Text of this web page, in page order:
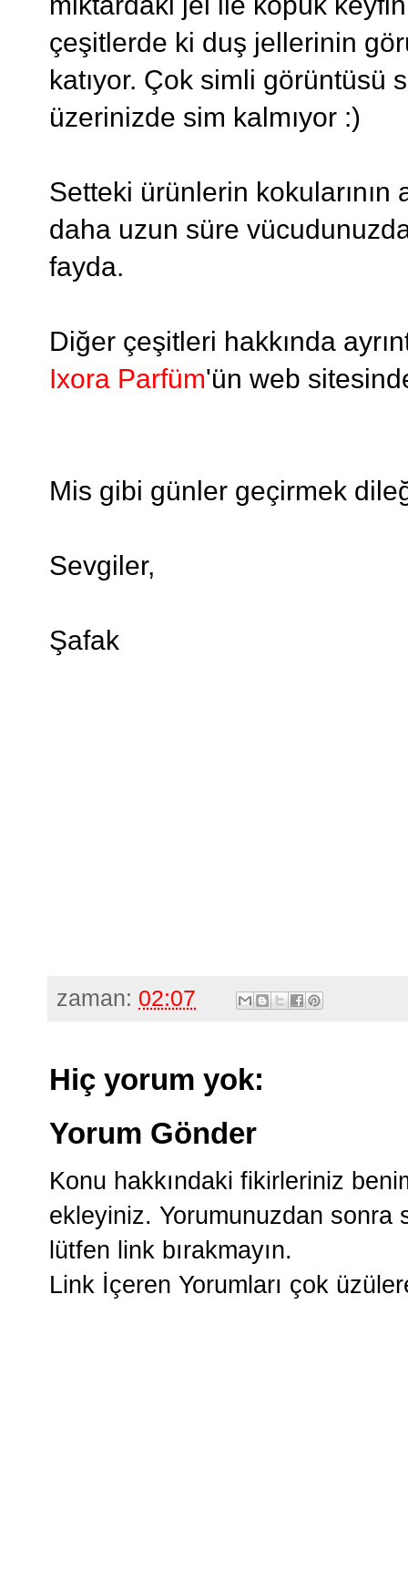
çeşitlerde ki duş jellerinin
katıyor. Çok simli görüntüsü
üzerinizde sim kalmıyor :)
Setteki ürünlerin kokularının
daha uzun süre
fayda.
Diğer çeşitleri hakkında
Ixora Parfüm'ün web
Mis gibi günler geçirmek
Sevgiler,
Şafak
zaman: 02:07
Hiç yorum yok:
Yorum Gönder
Konu hakkındaki fikirleriniz
ekleyiniz. Yorumunuzdan
lütfen link bırakmayın.
Link İçeren Yorumları çok